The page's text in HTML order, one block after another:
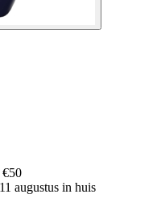
€50
augustus in huis